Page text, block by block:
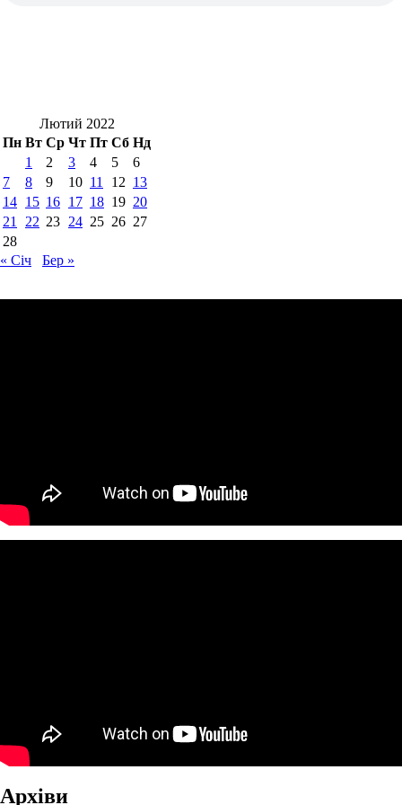
Лютий 2022
Пн Вт Ср Чт Пт Сб Нд
1
2 3 4 5
6
7
8 9 10 11 12 13
14 15 16 17 18 19 20
21
22 23 24 25 26 27
28
« Січ
Бер »
Архіви